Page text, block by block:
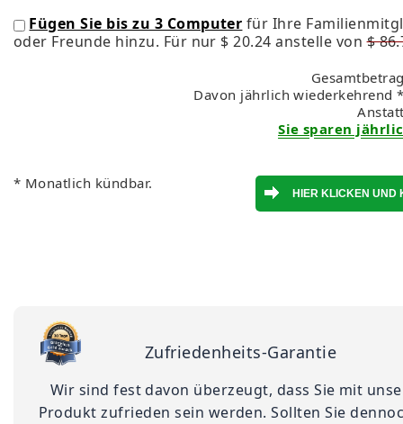
Fügen Sie bis zu 3 Computer für Ihre
oder Freunde hinzu. Für nur $ 20.24 anstelle von$
Davon jährlich wiederkehrend
Sie sparen
* Monatlich kündbar.
Zufriedenheits-Garantie
Wir sind fest davon überzeugt, dass Sie mit
Produkt zufrieden sein werden. Sollten Sie